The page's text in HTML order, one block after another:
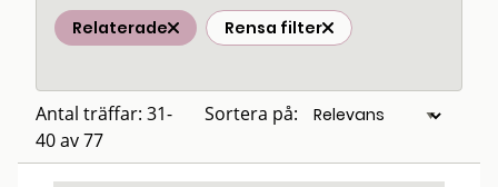
Relaterade Rensa filter
Antal träffar: 31-
40 av 77
Sortera på: